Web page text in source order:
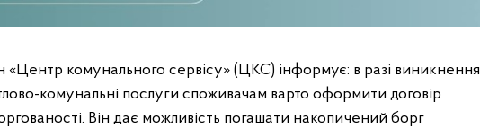
комунального сервісу» (ЦКС) інформує: в разі виникнення
комунальні послуги споживачам варто оформити договір
Він дає можливість погашати накопичений борг